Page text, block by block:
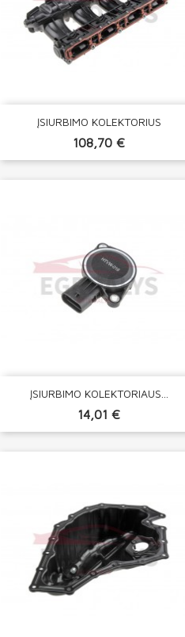
ĮSIURBIMO KOLEKTORIUS
108,70 €
ĮSIURBIMO KOLEKTORIAUS...
14,01 €